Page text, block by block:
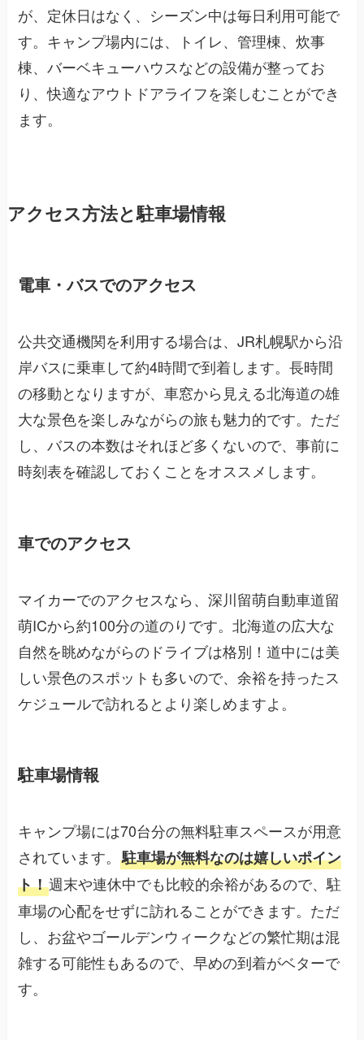
が、定休日はなく、シーズン中は毎日利用可能で
す。キャンプ場内には、トイレ、管理棟、炊事
棟、バーベキューハウスなどの設備が整ってお
り、快適なアウトドアライフを楽しむことができ
ます。
アクセス方法と駐車場情報
電車・バスでのアクセス
公共交通機関を利用する場合は、JR札幌駅から沿
岸バスに乗車して約4時間で到着します。長時間
の移動となりますが、車窓から見える北海道の雄
大な景色を楽しみながらの旅も魅力的です。ただ
し、バスの本数はそれほど多くないので、事前に
時刻表を確認しておくことをオススメします。
車でのアクセス
マイカーでのアクセスなら、深川留萌自動車道留
萌ICから約100分の道のりです。北海道の広大な
自然を眺めながらのドライブは格別！道中には美
しい景色のスポットも多いので、余裕を持ったス
ケジュールで訪れるとより楽しめますよ。
駐車場情報
キャンプ場には70台分の無料駐車スペースが用意
されています。駐車場が無料なのは嬉しいポイン
ト！週末や連休中でも比較的余裕があるので、駐
車場の心配をせずに訪れることができます。ただ
し、お盆やゴールデンウィークなどの繁忙期は混
雑する可能性もあるので、早めの到着がベターで
す。